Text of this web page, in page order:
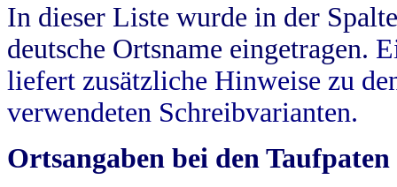
In dieser Liste wurde in der
deutsche Ortsname eingetragen.
liefert zusätzliche Hinweise zu
verwendeten Schreibvarianten.
Ortsangaben bei den Taufpaten